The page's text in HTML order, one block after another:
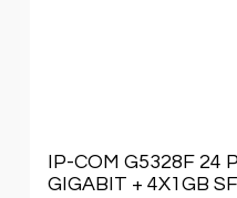
IP-COM G5328F 24
GIGABIT + 4X1GB